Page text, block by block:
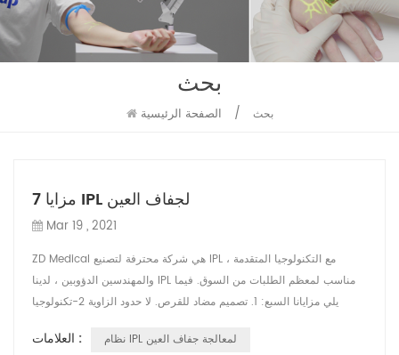
بحث
الصفحة الرئيسية / بحث
7 مزايا IPL لجفاف العين
Mar 19 , 2021
ZD Medical هي شركة محترفة لتصنيع IPL ، مع التكنولوجيا المتقدمة
والمهندسين الدؤوبين ، لدينا IPL مناسب لمعظم الطلبات من السوق. فيما
يلي مزايانا السبع: 1. تصميم مضاد للقرص. لا حدود الزاوية 2-تكنولوجيا
عمودية. سهل الحركة أثار أقدام صغيرة 4. رأس المعالجة المصممة هندسيا.
العلامات :
نظام IPL لمعالجة جفاف العين